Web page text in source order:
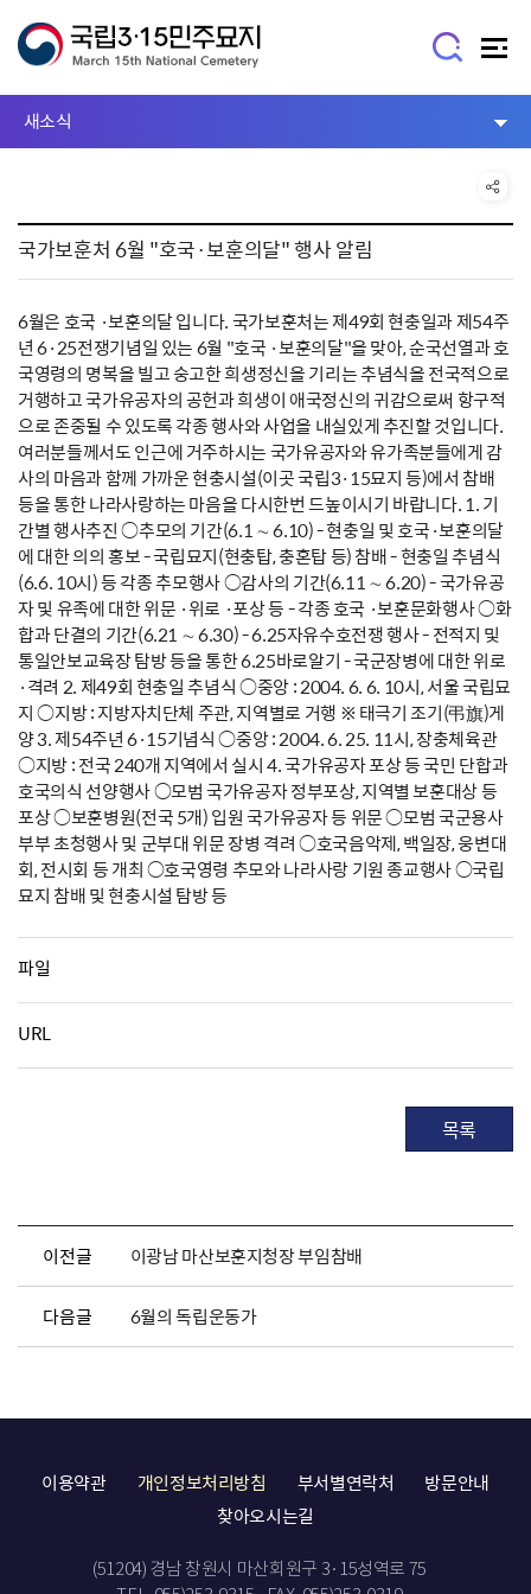
새소식
국가보훈처 6월 "호국·보훈의달" 행사 알림
6월은 호국 ·보훈의달 입니다. 국가보훈처는 제49회 현충일과 제54주
년 6·25전쟁기념일 있는 6월 "호국 ·보훈의달"을 맞아, 순국선열과 호
국영령의 명복을 빌고 숭고한 희생정신을 기리는 추념식을 전국적으로
거행하고 국가유공자의 공헌과 희생이 애국정신의 귀감으로써 항구적
으로 존중될 수 있도록 각종 행사와 사업을 내실있게 추진할 것입니다.
여러분들께서도 인근에 거주하시는 국가유공자와 유가족분들에게 감
사의 마음과 함께 가까운 현충시설(이곳 국립3·15묘지 등)에서 참배
등을 통한 나라사랑하는 마음을 다시한번 드높이시기 바랍니다. 1. 기
간별 행사추진 ○추모의 기간(6.1 ∼ 6.10) - 현충일 및 호국·보훈의달
에 대한 의의 홍보 - 국립묘지(현충탑, 충혼탑 등) 참배 - 현충일 추념식
(6.6. 10시) 등 각종 추모행사 ○감사의 기간(6.11 ∼ 6.20) - 국가유공
자 및 유족에 대한 위문 ·위로 ·포상 등 - 각종 호국 ·보훈문화행사 ○화
합과 단결의 기간(6.21 ∼ 6.30) - 6.25자유수호전쟁 행사 - 전적지 및
통일안보교육장 탐방 등을 통한 6.25바로알기 - 국군장병에 대한 위로
·격려 2. 제49회 현충일 추념식 ○중앙 : 2004. 6. 6. 10시, 서울 국립묘
지 ○지방 : 지방자치단체 주관, 지역별로 거행 ※ 태극기 조기(弔旗)게
양 3. 제54주년 6·15기념식 ○중앙 : 2004. 6. 25. 11시, 장충체육관
○지방 : 전국 240개 지역에서 실시 4. 국가유공자 포상 등 국민 단합과
호국의식 선양행사 ○모범 국가유공자 정부포상, 지역별 보훈대상 등
포상 ○보훈병원(전국 5개) 입원 국가유공자 등 위문 ○모범 국군용사
부부 초청행사 및 군부대 위문 장병 격려 ○호국음악제, 백일장, 웅변대
회, 전시회 등 개최 ○호국영령 추모와 나라사랑 기원 종교행사 ○국립
묘지 참배 및 현충시설 탐방 등
파일
URL
목록
이전글 이광남 마산보훈지청장 부임참배
다음글 6월의 독립운동가
이용약관 개인정보처리방침 부서별연락처
방문안내
찾아오시는길
(51204) 경남 창원시 마산회원구 3·15성역로 75